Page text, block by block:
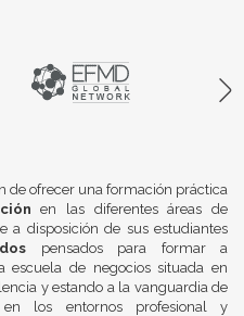
de ofrecer una formación práctica
en las diferentes áreas de
a disposición de sus estudiantes
pensados para formar a
escuela de negocios situada en
y estando a la vanguardia de
los entornos profesional y